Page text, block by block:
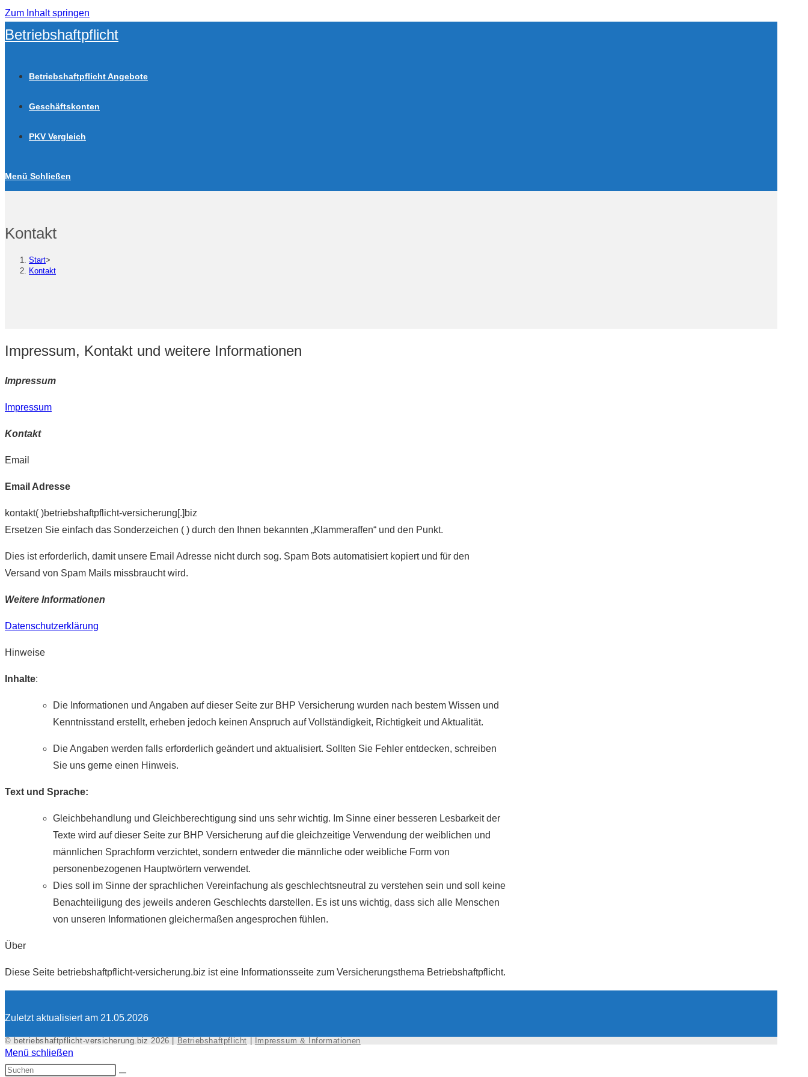
Zum Inhalt springen
Betriebshaftpflicht
Betriebshaftpflicht Angebote
Geschäftskonten
PKV Vergleich
Menü Schließen
Kontakt
Start>
Kontakt
Impressum, Kontakt und weitere Informationen
Impressum
Impressum
Kontakt
Email
Email Adresse
kontakt( )betriebshaftpflicht-versicherung[.]biz
Ersetzen Sie einfach das Sonderzeichen ( ) durch den Ihnen bekannten „Klammeraffen“ und den Punkt.
Dies ist erforderlich, damit unsere Email Adresse nicht durch sog. Spam Bots automatisiert kopiert und für den
Versand von Spam Mails missbraucht wird.
Weitere Informationen
Datenschutzerklärung
Hinweise
Inhalte:
Die Informationen und Angaben auf dieser Seite zur BHP Versicherung wurden nach bestem Wissen und
Kenntnisstand erstellt, erheben jedoch keinen Anspruch auf Vollständigkeit, Richtigkeit und Aktualität.
Die Angaben werden falls erforderlich geändert und aktualisiert. Sollten Sie Fehler entdecken, schreiben
Sie uns gerne einen Hinweis.
Text und Sprache:
Gleichbehandlung und Gleichberechtigung sind uns sehr wichtig. Im Sinne einer besseren Lesbarkeit der
Texte wird auf dieser Seite zur BHP Versicherung auf die gleichzeitige Verwendung der weiblichen und
männlichen Sprachform verzichtet, sondern entweder die männliche oder weibliche Form von
personenbezogenen Hauptwörtern verwendet.
Dies soll im Sinne der sprachlichen Vereinfachung als geschlechtsneutral zu verstehen sein und soll keine
Benachteiligung des jeweils anderen Geschlechts darstellen. Es ist uns wichtig, dass sich alle Menschen
von unseren Informationen gleichermaßen angesprochen fühlen.
Über
Diese Seite betriebshaftpflicht-versicherung.biz ist eine Informationsseite zum Versicherungsthema Betriebshaftpflicht.
Zuletzt aktualisiert am 21.05.2026
© betriebshaftpflicht-versicherung.biz 2026 | Betriebshaftpflicht Impressum & Informationen
Menü schließen